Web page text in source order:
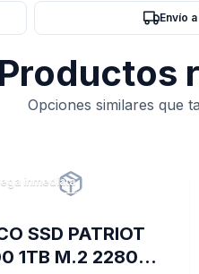
Envío
Productos
Opciones similares que
inmediata
SSD PATRIOT
1TB M.2 2280